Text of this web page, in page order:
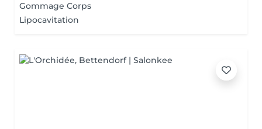
Gommage Corps
Lipocavitation